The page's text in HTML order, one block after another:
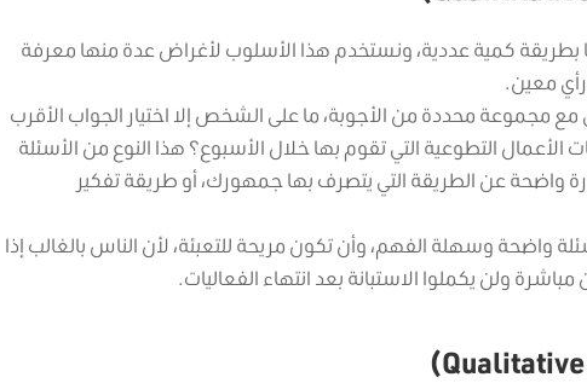
كمية عددية، ونستخدم هذا الأسلوب لأغراض عدة منها معرفة
معين.
مجموعة محددة من الأجوبة، ما على الشخص إلا اختيار الجواب الأقرب
الأعمال التطوعية التي تقوم بها خلال الأسبوع؟ هذا النوع من الأسئلة
واضحة عن الطريقة التي يتصرف بها جمهورك، أو طريقة تفكير
واضحة وسهلة الفهم، وأن تكون مريحة للتعبئة، لأن الناس بالغالب إذا
ولن يكملوا الاستبانة بعد انتهاء الفعاليات.